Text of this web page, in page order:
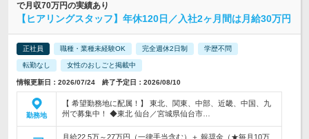
で月収70万円の実績あり
【ヒアリングスタッフ】年休120日／入社2ヶ月間は月給30万円
正社員 職種・業種未経験OK 完全週休2日制 学歴不問
転勤なし 女性のおしごと掲載中
情報更新日：2026/07/24 終了予定日：2026/08/10
勤務地
【 希望勤務地に配属！】 東北、関東、中部、近畿、中国、九
州で募集中！ ◆東北 仙台／宮城県仙台市…
月給22.5万～27万円（一律手当含む）＋ 報奨金（★毎月10万